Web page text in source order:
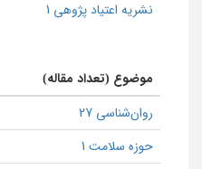
نشریه اعتیاد پژوهی 1
موضوع (تعداد مقاله)
روان‌شناسی 27
حوزه سلامت 1